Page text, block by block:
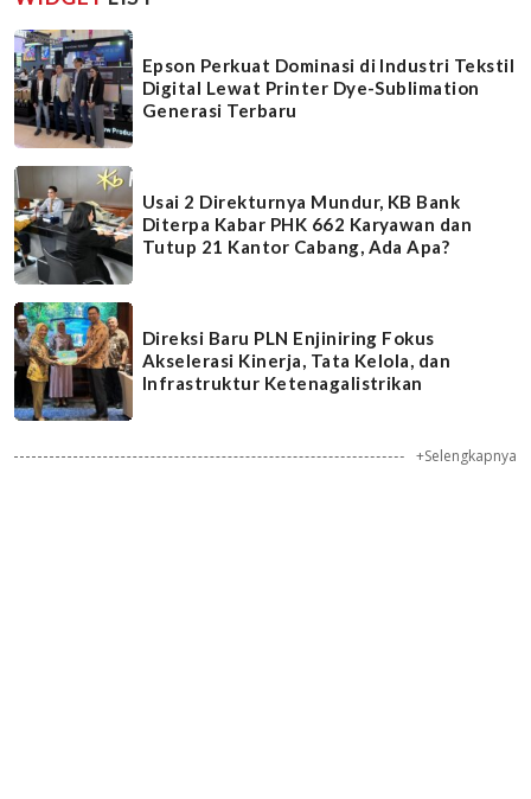
Epson Perkuat Dominasi di Industri Tekstil
Digital Lewat Printer Dye-Sublimation
Generasi Terbaru
Usai 2 Direkturnya Mundur, KB Bank
Diterpa Kabar PHK 662 Karyawan dan
Tutup 21 Kantor Cabang, Ada Apa?
Direksi Baru PLN Enjiniring Fokus
Akselerasi Kinerja, Tata Kelola, dan
Infrastruktur Ketenagalistrikan
+Selengkapnya